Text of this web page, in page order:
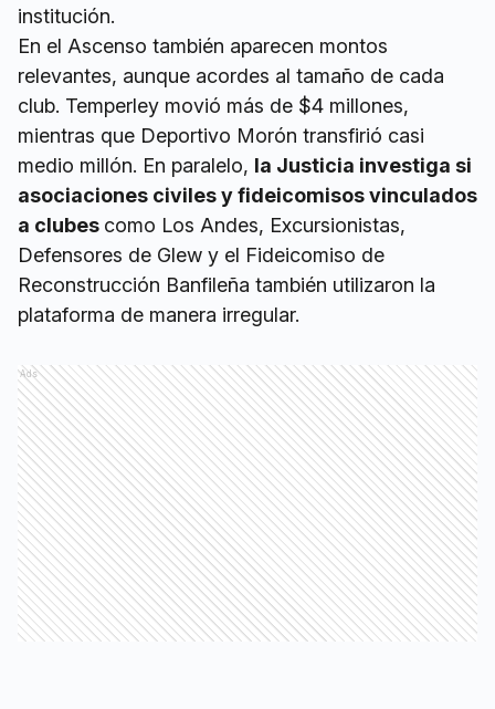
institución.
En el Ascenso también aparecen montos
relevantes, aunque acordes al tamaño de cada
club. Temperley movió más de $4 millones,
mientras que Deportivo Morón transfirió casi
medio millón. En paralelo, la Justicia investiga si
asociaciones civiles y fideicomisos vinculados
a clubes como Los Andes, Excursionistas,
Defensores de Glew y el Fideicomiso de
Reconstrucción Banfileña también utilizaron la
plataforma de manera irregular.
Ads